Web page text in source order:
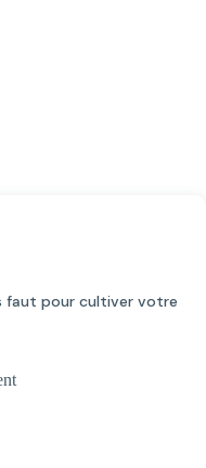
faut pour cultiver votre